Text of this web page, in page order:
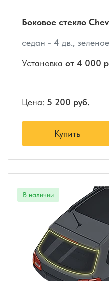
Боковое стекло
седан - 4 дв., зеленое
Установка от 4 000
Цена: 5 200 руб.
Купить